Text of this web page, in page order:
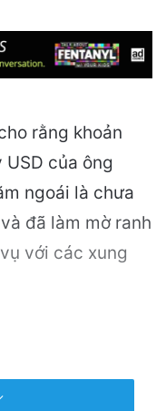
rằng khoản
của ông
ngoái là chưa
đã làm mờ ranh
với các xung